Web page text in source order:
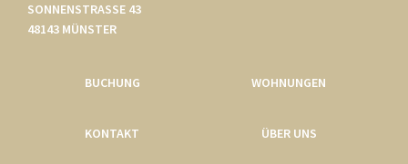
SONNENSTRASSE 43
48143 MÜNSTER
BUCHUNG WOHNUNGEN
KONTAKT ÜBER UNS